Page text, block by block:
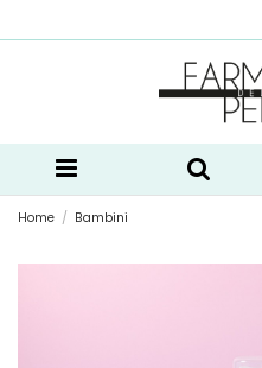
Home Bambini